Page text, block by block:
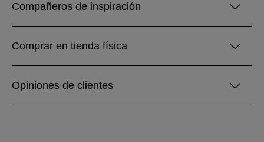
Compañeros de inspiración
Comprar en tienda física
Opiniones de clientes